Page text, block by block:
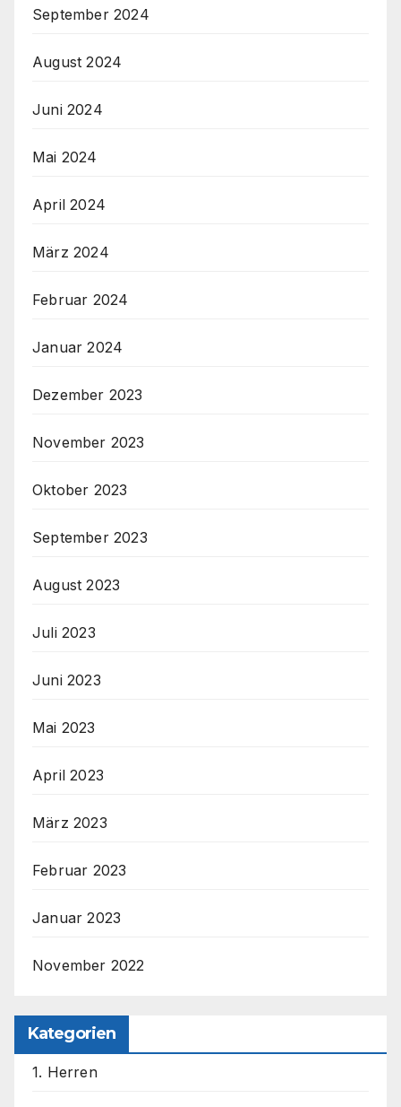
September 2024
August 2024
Juni 2024
Mai 2024
April 2024
März 2024
Februar 2024
Januar 2024
Dezember 2023
November 2023
Oktober 2023
September 2023
August 2023
Juli 2023
Juni 2023
Mai 2023
April 2023
März 2023
Februar 2023
Januar 2023
November 2022
Kategorien
1. Herren